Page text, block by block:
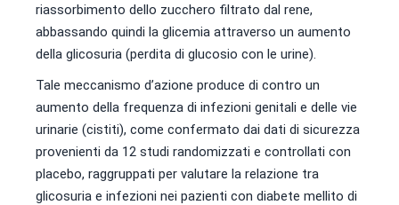
riassorbimento dello zucchero filtrato dal rene,
abbassando quindi la glicemia attraverso un aumento
della glicosuria (perdita di glucosio con le urine).
Tale meccanismo d’azione produce di contro un
aumento della frequenza di infezioni genitali e delle vie
urinarie (cistiti), come confermato dai dati di sicurezza
provenienti da 12 studi randomizzati e controllati con
placebo, raggruppati per valutare la relazione tra
glicosuria e infezioni nei pazienti con diabete mellito di